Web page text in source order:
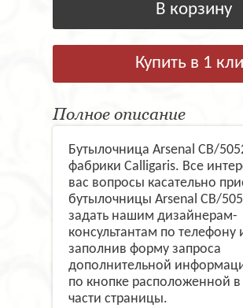
В корзину
Купить в 1
Полное описание
Бутылочница Arsenal CB/
фабрики Calligaris. Все
вас вопросы касательно
бутылочницы Arsenal CB/
задать нашим дизайнерам-
консультантам по телефону
заполнив форму запроса
дополнительной
по кнопке расположенной
части страницы.